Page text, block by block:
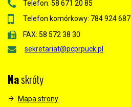
Telefon: 58 671 20 85
Telefon komórkowy: 784 924 687
FAX: 58 572 38 30
sekretariat@pcprpuck.pl
Naskróty
Mapa strony